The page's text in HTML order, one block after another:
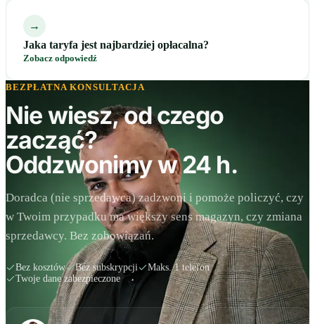
→
Jaka taryfa jest najbardziej opłacalna?
Zobacz odpowiedź
BEZPŁATNA KONSULTACJA
Nie wiesz, od czego
zacząć?
Oddzwonimy w 24 h.
Doradca (nie sprzedawca) zadzwoni i pomoże policzyć, czy
w Twoim przypadku ma większy sens magazyn, czy zmiana
sprzedawcy. Bez zobowiązań.
Bez kosztów Bez subskrypcji
Maks. 1 telefon
Twoje dane zabezpieczone